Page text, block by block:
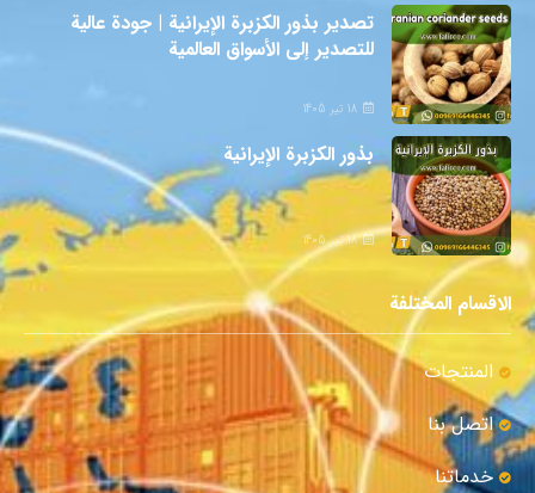
تصدير بذور الكزبرة الإيرانية | جودة عالية
للتصدير إلى الأسواق العالمية
18 تیر 1405
بذور الكزبرة الإيرانية
18 تیر 1405
الاقسام المختلفة
المنتجات
اتصل بنا
خدماتنا